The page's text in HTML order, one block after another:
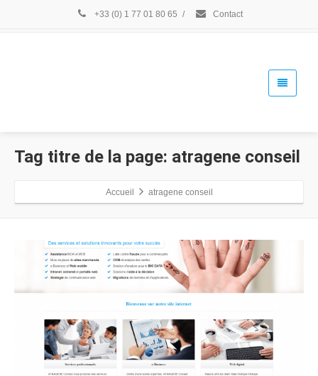
+33 (0) 1 77 01 80 65 / Contact
Tag titre de la page: atragene conseil
Accueil atragene conseil